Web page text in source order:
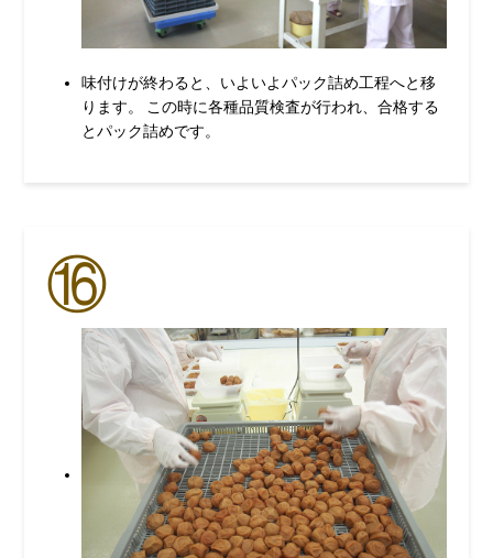
味付けが終わると、いよいよパック詰め工程へと移
ります。 この時に各種品質検査が行われ、合格する
とパック詰めです。
⑯